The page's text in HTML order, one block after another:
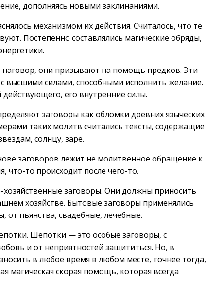
дополняясь новыми заклинаниями.
механизмом их действия. Считалось, что те
Постепенно составлялись магические обряды,
они призывают на помощь предков. Эти
высшими силами, способными исполнить желание.
его внутренние силы.
заговоры как обломки древних языческих
таких молитв считались тексты, содержащие
солнцу, заре.
заговоров лежит не молитвенное обращение к
что-то происходит после чего-то.
заговоры. Они должны приносить
хозяйстве. Бытовые заговоры применялись
от пьянства, свадебные, лечебные.
Шепотки — это особые заговоры, с
и от неприятностей защититься. Но, в
в любое время в любом месте, точнее тогда,
магическая скорая помощь, которая всегда